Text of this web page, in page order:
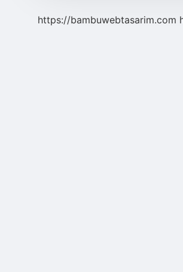
https://bambuwebtasarim.com